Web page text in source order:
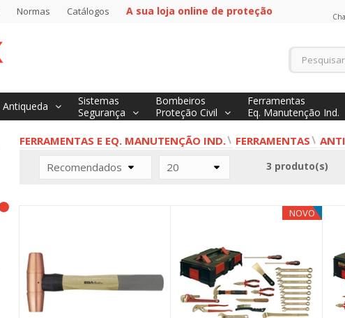
Normas Catálogos A sua loja online de proteção
Antiqueda
Sistemas
Segurança
Bombeiros
Proteção Civil
Ferramentas
Eq. Manutenção Ind.
FERRAMENTAS E EQ. MANUTENÇÃO IND. FERRAMENTAS
Recomendados
20 3 produto(s)
NOVO